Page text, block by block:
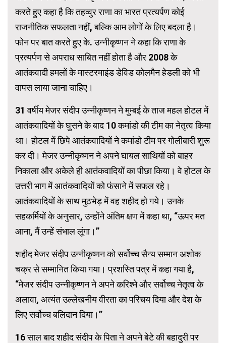
करते हुए कहा है कि तहव्वुर राणा का भारत प्रत्यर्पण कोई
राजनीतिक सफलता नहीं, बल्कि आम लोगों के लिए बदला है।
फोन पर बात करते हुए के. उन्नीकृष्णन ने कहा कि राणा के
प्रत्यर्पण से अपराध साबित नहीं होता है और 2008 के
आतंकवादी हमलों के मास्टरमाइंड डेविड कोलमैन हेडली को भी
वापस लाया जाना चाहिए।
31 वर्षीय मेजर संदीप उन्नीकृष्णन ने मुम्बई के ताज महल होटल में
आतंकवादियों के घुसने के बाद 10 कमांडो की टीम का नेतृत्व किया
था। होटल में छिपे आतंकवादियों ने कमांडो टीम पर गोलीबारी शुरू
कर दी। मेजर उन्नीकृष्णन ने अपने घायल साथियों को बाहर
निकाला और अकेले ही आतंकवादियों का पीछा किया। वे होटल के
उत्तरी भाग में आतंकवादियों को फंसाने में सफल रहे।
आतंकवादियों के साथ मुठभेड़ में वह शहीद हो गये। उनके
सहकर्मियों के अनुसार, उन्होंने अंतिम क्षण में कहा था, “ऊपर मत
आना, मैं उन्हें संभाल लूंगा।”
शहीद मेजर संदीप उन्नीकृष्णन को सर्वोच्च सैन्य सम्मान अशोक
चक्र से सम्मानित किया गया। प्रशस्ति पत्र में कहा गया है,
“मेजर संदीप उन्नीकृष्णन ने अपने करिश्मे और सर्वोच्च नेतृत्व के
अलावा, अत्यंत उल्लेखनीय वीरता का परिचय दिया और देश के
लिए सर्वोच्च बलिदान दिया।”
16 साल बाद शहीद संदीप के पिता ने अपने बेटे की बहादुरी पर